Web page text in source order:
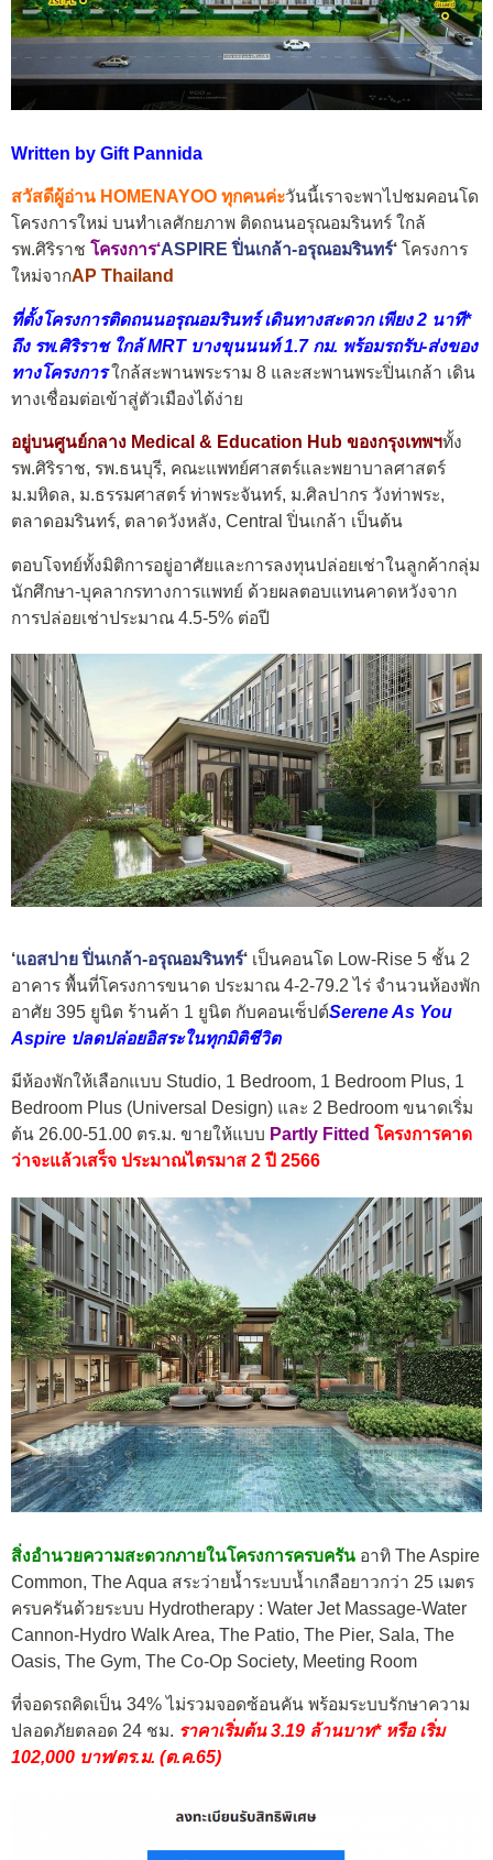
Written by Gift Pannida
สวัสดีผู้อ่าน HOMENAYOO ทุกคนค่ะวันนี้เราจะพาไปชมคอนโด
โครงการใหม่ บนทำเลศักยภาพ ติดถนนอรุณอมรินทร์ ใกล้
รพ.ศิริราช โครงการ‘ASPIRE ปิ่นเกล้า-อรุณอมรินทร์‘ โครงการ
ใหม่จากAP Thailand
ที่ตั้งโครงการติดถนนอรุณอมรินทร์ เดินทางสะดวก เพียง 2 นาที*
ถึง รพ.ศิริราช ใกล้ MRT บางขุนนนท์ 1.7 กม. พร้อมรถรับ-ส่งของ
ทางโครงการใกล้สะพานพระราม 8 และสะพานพระปิ่นเกล้า เดิน
ทางเชื่อมต่อเข้าสู่ตัวเมืองได้ง่าย
อยู่บนศูนย์กลาง Medical & Education Hub ของกรุงเทพฯทั้ง
รพ.ศิริราช, รพ.ธนบุรี, คณะแพทย์ศาสตร์และพยาบาลศาสตร์
ม.มหิดล, ม.ธรรมศาสตร์ ท่าพระจันทร์, ม.ศิลปากร วังท่าพระ,
ตลาดอมรินทร์, ตลาดวังหลัง, Central ปิ่นเกล้า เป็นต้น
ตอบโจทย์ทั้งมิติการอยู่อาศัยและการลงทุนปล่อยเช่าในลูกค้ากลุ่ม
นักศึกษา-บุคลากรทางการแพทย์ ด้วยผลตอบแทนคาดหวังจาก
การปล่อยเช่าประมาณ 4.5-5% ต่อปี
‘แอสปาย ปิ่นเกล้า-อรุณอมรินทร์‘ เป็นคอนโด Low-Rise 5 ชั้น 2
อาคาร พื้นที่โครงการขนาด ประมาณ 4-2-79.2 ไร่ จำนวนห้องพัก
อาศัย 395 ยูนิต ร้านค้า 1 ยูนิต กับคอนเซ็ปต์Serene As You
Aspire ปลดปล่อยอิสระในทุกมิติชีวิต
มีห้องพักให้เลือกแบบ Studio, 1 Bedroom, 1 Bedroom Plus, 1
Bedroom Plus (Universal Design) และ 2 Bedroom ขนาดเริ่ม
ต้น 26.00-51.00 ตร.ม. ขายให้แบบ Partly Fitted โครงการคาด
ว่าจะแล้วเสร็จ ประมาณไตรมาส 2 ปี 2566
สิ่งอำนวยความสะดวกภายในโครงการครบครัน อาทิ The Aspire
Common, The Aqua สระว่ายน้ำระบบน้ำเกลือยาวกว่า 25 เมตร
ครบครันด้วยระบบ Hydrotherapy : Water Jet Massage-Water
Cannon-Hydro Walk Area, The Patio, The Pier, Sala, The
Oasis, The Gym, The Co-Op Society, Meeting Room
ที่จอดรถคิดเป็น 34% ไม่รวมจอดซ้อนคัน พร้อมระบบรักษาความ
ปลอดภัยตลอด 24 ชม. ราคาเริ่มต้น 3.19 ล้านบาท* หรือ เริ่ม
102,000 บาท/ตร.ม. (ต.ค.65)